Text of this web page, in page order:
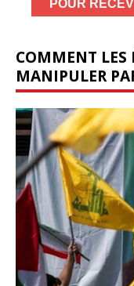
COMMENT LES
MANIPULER